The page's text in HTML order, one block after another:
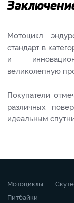
Мотоцикл
стандарт в
и
великолепную
Покупатели
различных
идеальным
Мотоциклы
Питбайки